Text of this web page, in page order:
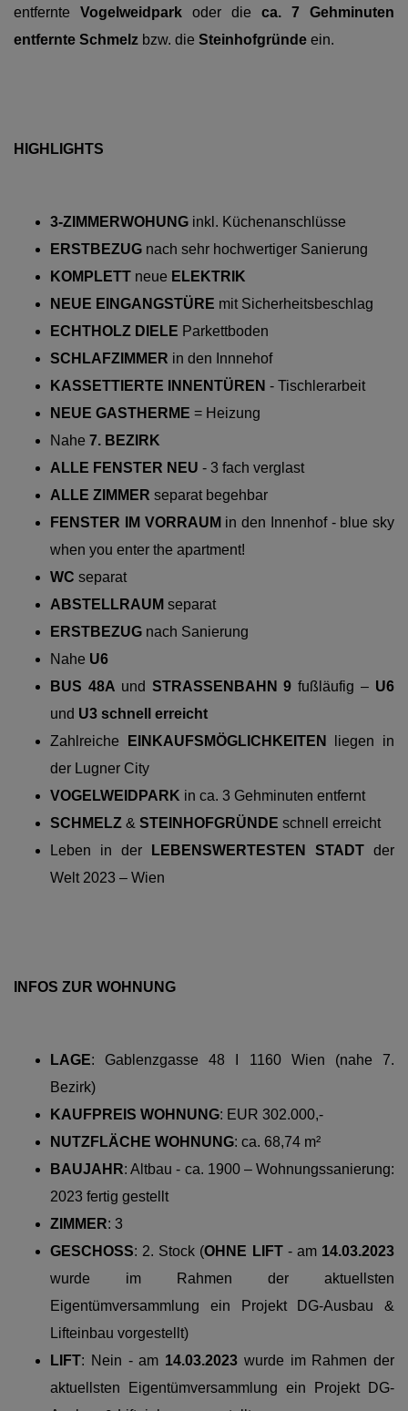
entfernte Vogelweidpark oder die ca. 7 Gehminuten
entfernte Schmelz bzw. die Steinhofgründe ein.
HIGHLIGHTS
3-ZIMMERWOHUNG inkl. Küchenanschlüsse
ERSTBEZUG nach sehr hochwertiger Sanierung
KOMPLETT neue ELEKTRIK
NEUE EINGANGSTÜRE mit Sicherheitsbeschlag
ECHTHOLZ DIELE Parkettboden
SCHLAFZIMMER in den Innnehof
KASSETTIERTE INNENTÜREN - Tischlerarbeit
NEUE GASTHERME = Heizung
Nahe 7. BEZIRK
ALLE FENSTER NEU - 3 fach verglast
ALLE ZIMMER separat begehbar
FENSTER IM VORRAUM in den Innenhof - blue sky
when you enter the apartment!
WC separat
ABSTELLRAUM separat
ERSTBEZUG nach Sanierung
Nahe U6
BUS 48A und STRASSENBAHN 9fußläufig – U6
und U3 schnell erreicht
Zahlreiche
EINKAUFSMÖGLICHKEITEN
liegen in
der Lugner City
VOGELWEIDPARK in ca. 3 Gehminuten entfernt
SCHMELZ & STEINHOFGRÜNDE schnell erreicht
Leben in der
LEBENSWERTESTEN STADT der
Welt 2023 – Wien
INFOS ZUR WOHNUNG
LAGE:
Gablenzgasse 48 I 1160 Wien (nahe 7.
Bezirk)
KAUFPREIS WOHNUNG: EUR 302.000,-
NUTZFLÄCHE WOHNUNG: ca. 68,74 m²
BAUJAHR: Altbau - ca. 1900 – Wohnungssanierung:
2023 fertig gestellt
ZIMMER: 3
GESCHOSS: 2. Stock (OHNE LIFT- am 14.03.2023
wurde im Rahmen der aktuellsten
Eigentümversammlung ein Projekt DG-Ausbau &
Lifteinbau vorgestellt)
LIFT: Nein - am 14.03.2023 wurde im Rahmen der
aktuellsten Eigentümversammlung ein Projekt DG-